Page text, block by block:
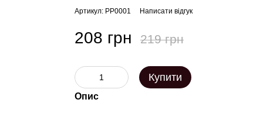
Артикул: PP0001 Написати відгук
208 грн 219 грн
Купити
Опис